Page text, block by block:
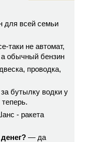
для всей семьи
таки не автомат,
а обычный бензин
проводка,
бутылку водки у
теперь.
- ракета
— да